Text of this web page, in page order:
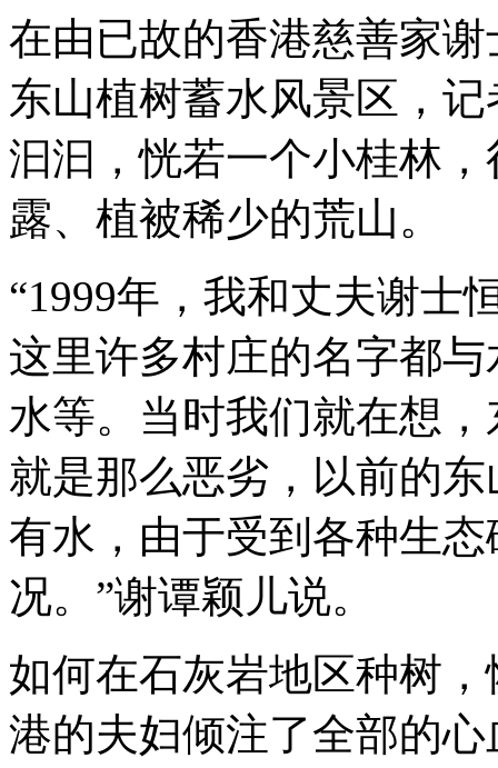
在由已故的香港慈善家
东山植树蓄水风景区，
汩汩，恍若一个小桂林
露、植被稀少的荒山。
“1999年，我和丈夫谢士
这里许多村庄的名字都
水等。当时我们就在想
就是那么恶劣，以前的
有水，由于受到各种生
况。”谢谭颖儿说。
如何在石灰岩地区种树
港的夫妇倾注了全部的